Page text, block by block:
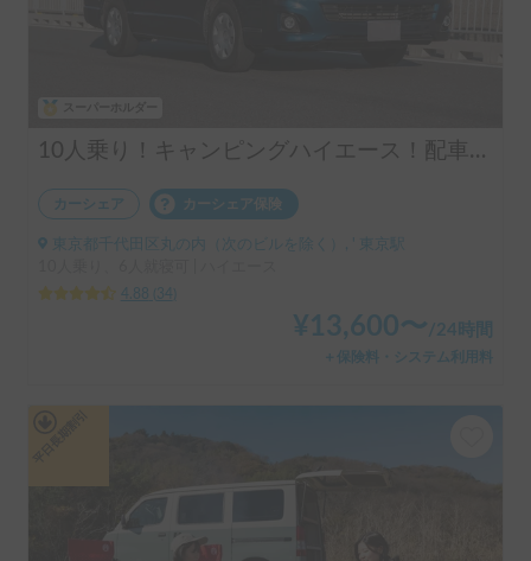
10人乗り！キャンピングハイエース！配車無料！割引アリ！！
カーシェア カーシェア保険
東京都千代田区丸の内（次のビルを除く）, ' 東京駅
4.88
34
¥ 13,600〜/24時間
＋保険料・システム利用料